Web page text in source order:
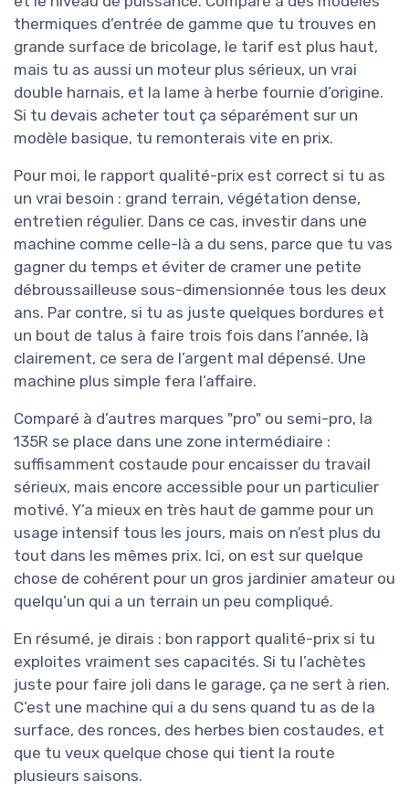
thermiques d’entrée de gamme que tu trouves en
grande surface de bricolage, le tarif est plus haut,
mais tu as aussi un moteur plus sérieux, un vrai
double harnais, et la lame à herbe fournie d’origine.
Si tu devais acheter tout ça séparément sur un
modèle basique, tu remonterais vite en prix.
Pour moi, le rapport qualité-prix est correct si tu as
un vrai besoin : grand terrain, végétation dense,
entretien régulier. Dans ce cas, investir dans une
machine comme celle-là a du sens, parce que tu vas
gagner du temps et éviter de cramer une petite
débroussailleuse sous-dimensionnée tous les deux
ans. Par contre, si tu as juste quelques bordures et
un bout de talus à faire trois fois dans l’année, là
clairement, ce sera de l’argent mal dépensé. Une
machine plus simple fera l’affaire.
Comparé à d’autres marques "pro" ou semi-pro, la
135R se place dans une zone intermédiaire :
suffisamment costaude pour encaisser du travail
sérieux, mais encore accessible pour un particulier
motivé. Y’a mieux en très haut de gamme pour un
usage intensif tous les jours, mais on n’est plus du
tout dans les mêmes prix. Ici, on est sur quelque
chose de cohérent pour un gros jardinier amateur ou
quelqu’un qui a un terrain un peu compliqué.
En résumé, je dirais : bon rapport qualité-prix si tu
exploites vraiment ses capacités. Si tu l’achètes
juste pour faire joli dans le garage, ça ne sert à rien.
C’est une machine qui a du sens quand tu as de la
surface, des ronces, des herbes bien costaudes, et
que tu veux quelque chose qui tient la route
plusieurs saisons.